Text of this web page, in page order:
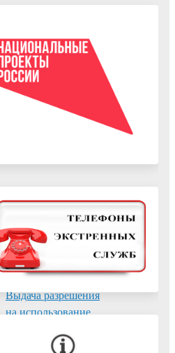
Выдача разрешения
на использование
земельных